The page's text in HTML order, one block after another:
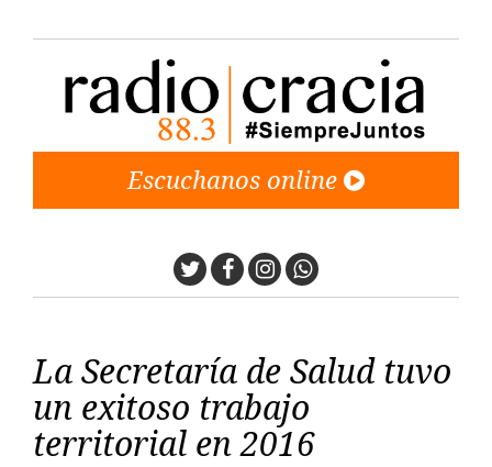
Escuchanos online
TwitterFacebook
Instagram
Whatsapp
La Secretaría de Salud tuvo
un exitoso trabajo
territorial en 2016